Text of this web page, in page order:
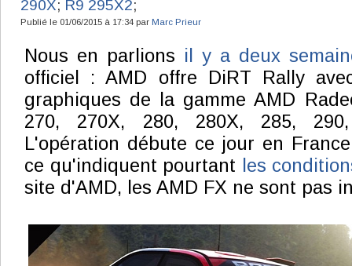
290X; R9 295X2;
Publié le 01/06/2015 à 17:34 par Marc Prieur
Nous en parlions il y a deux
officiel : AMD offre DiRT Rally
graphiques de la gamme AMD
270, 270X, 280, 280X, 285,
L'opération débute ce jour en
ce qu'indiquent pourtant
les
site d'AMD, les AMD FX ne sont pas